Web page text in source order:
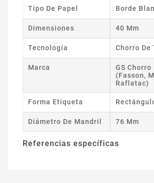
Tipo De Papel Borde
Dimensiones 40 Mm
Tecnología Chorro De
Marca
GS Chorro
(Fasson,
Raflatac)
Forma Etiqueta
Diámetro De Mandril 76 Mm
Referencias específicas